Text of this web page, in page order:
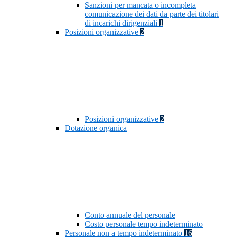
Sanzioni per mancata o incompleta
comunicazione dei dati da parte dei titolari
di incarichi dirigenziali 1
Posizioni organizzative 2
Posizioni organizzative 2
Dotazione organica
Conto annuale del personale
Costo personale tempo indeterminato
Personale non a tempo indeterminato 16